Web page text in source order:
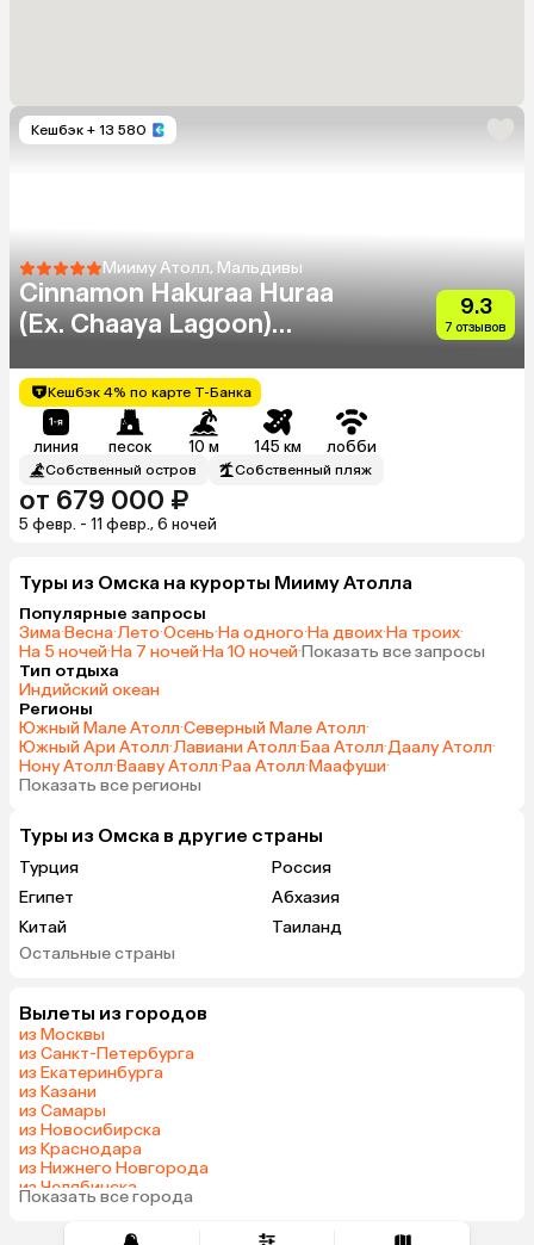
Кешбэк + 13 580
Мииму Атолл, Мальдивы
Cinnamon Hakuraa Huraa
(Ex. Chaaya Lagoon)
9.3
7 отзывов
Кешбэк 4% по карте Т-Банка
линия песок 10 м 145 км лобби
Собственный остров Собственный пляж
от 679 000 ₽
5 февр. - 11 февр., 6 ночей
Туры из Омска на курорты Мииму Атолла
Популярные запросы
Зима·Весна·Лето·Осень·На одного·На двоих·На троих·
На 5 ночей·На 7 ночей·На 10 ночей·Показать все запросы
Тип отдыха
Индийский океан
Регионы
Южный Мале Атолл·Северный Мале Атолл·
Южный Ари Атолл·Лавиани Атолл·Баа Атолл·Даалу Атолл·
Нону Атолл·Вааву Атолл·Раа Атолл·Маафуши·
Показать все регионы
Туры из Омска в другие страны
Турция
Россия
Египет
Абхазия
Китай
Таиланд
Вьетнам
Армения
Казахстан
Узбекистан
Сербия
Киргизия
Саудовская Аравия
Венгрия
Остальные страны
Вылеты из городов
из Москвы
из Санкт-Петербурга
из Екатеринбурга
из Казани
из Самары
из Новосибирска
из Краснодара
из Нижнего Новгорода
из Челябинска
из Тюмени
Показать все города